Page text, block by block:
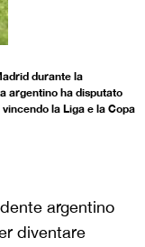
durante la
argentino ha disputato
la Liga e la Copa
argentino
diventare